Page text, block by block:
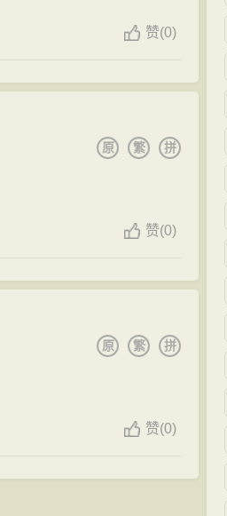
赞(0)
拼
繁
原
赞(0)
拼
繁
原
赞(0)